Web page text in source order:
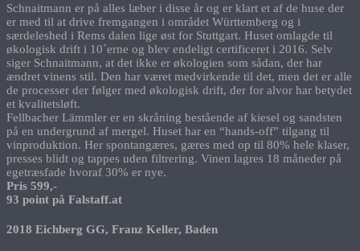
Schnaitmann er på alles læber i disse år og er klart et af de huse der
er med til at drive fremgangen i området Württemberg og i
særdeleshed i Rems dalen lige øst for Stuttgart. Huset omlagde til
økologisk drift i 10´erne og blev endeligt certificeret i 2016. Selv
siger Schnaitmann, at det ikke er økologien som sådan, der har
ændret vinens stil. Den har været medvirkende til det, men det er alle
de processer der følger med økologisk drift, der for alvor har betydet
et kvalitetsløft.
Fellbacher Lämmler er en skråning bestående af kiesel og sandsten
på en undergrund af mergel. Huset har en “hands-off” tilgang til
vinproduktion. Her spontangæres, gæres med op til 80% hele klaser,
presses blidt og tappes uden filtrering. Vinen lagres 18 måneder på
egetræsfade hvoraf 30% er nye.
Pris 599,-
93 point på Falstaff.at
2018 Eichberg GG, Franz Keller, Baden